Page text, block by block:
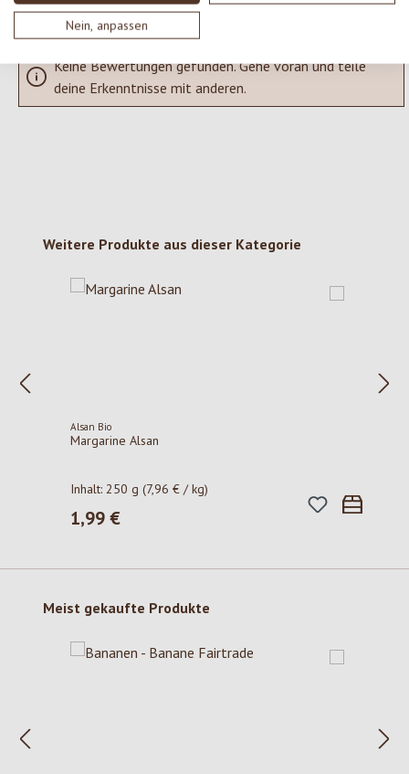
Nein, anpassen
Keine Bewertungen gefunden. Gehe voran und teile
deine Erkenntnisse mit anderen.
Produktgalerie überspringen
Weitere Produkte aus dieser Kategorie
Alsan Bio
Margarine Alsan
Inhalt:250 g(7,96 € / kg)
Regulärer Preis:
1,99 €
Produktgalerie überspringen
Meist gekaufte Produkte